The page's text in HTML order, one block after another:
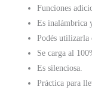
Funciones
Es inalámbrica
Podés utilizarla
Se carga al
Es silenciosa.
Práctica para